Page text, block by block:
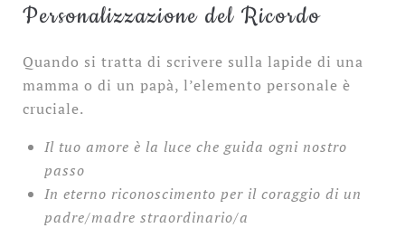
Personalizzazione del Ricordo
Quando si tratta di scrivere sulla lapide di una
mamma o di un papà, l’elemento personale è
cruciale.
Il tuo amore è la luce che guida ogni nostro
passo
In eterno riconoscimento per il coraggio di un
padre/madre straordinario/a